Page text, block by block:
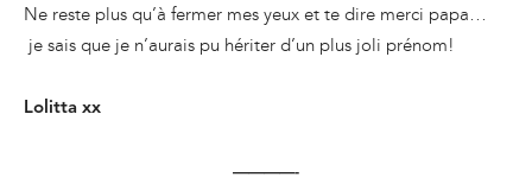
Ne reste plus qu’à fermer mes yeux et te dire merci papa…
je sais que je n’aurais pu hériter d’un plus joli prénom!
Lolitta xx
————-